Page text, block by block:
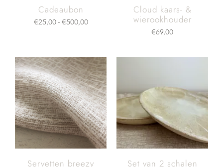
Cadeaubon
€25,00- €500,00
Cloud kaars- &
wierookhouder
€69,00
Servetten breezy Set van 2 schalen